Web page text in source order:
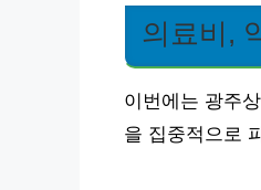
의료비,
이번에는 광주
을 집중적으로